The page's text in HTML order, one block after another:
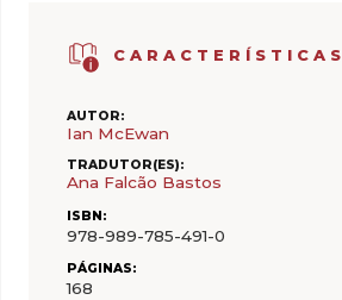
CARACTERÍSTICAS
AUTOR:
Ian McEwan
TRADUTOR(ES):
Ana Falcão Bastos
ISBN:
978-989-785-491-0
PÁGINAS:
168